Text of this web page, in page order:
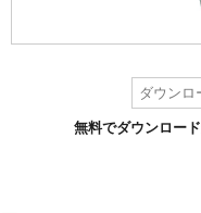
無料でダウンロード